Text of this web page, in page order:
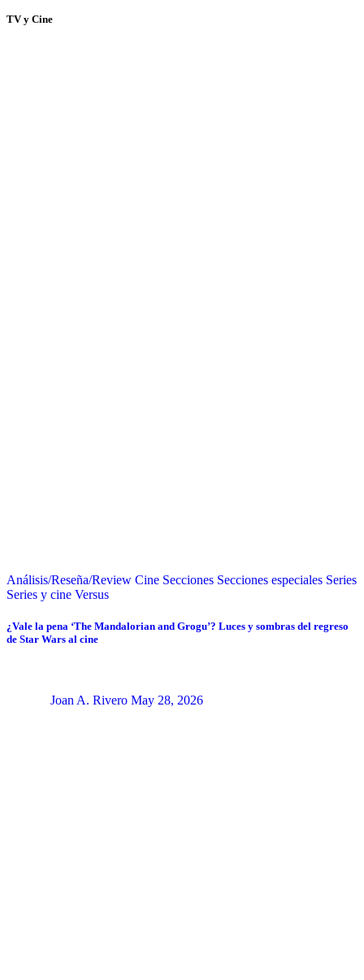
TV y Cine
Análisis/Reseña/Review Cine Secciones Secciones especiales Series
Series y cine Versus
¿Vale la pena ‘The Mandalorian and Grogu’? Luces y sombras del regreso
de Star Wars al cine
Joan A. Rivero May 28, 2026